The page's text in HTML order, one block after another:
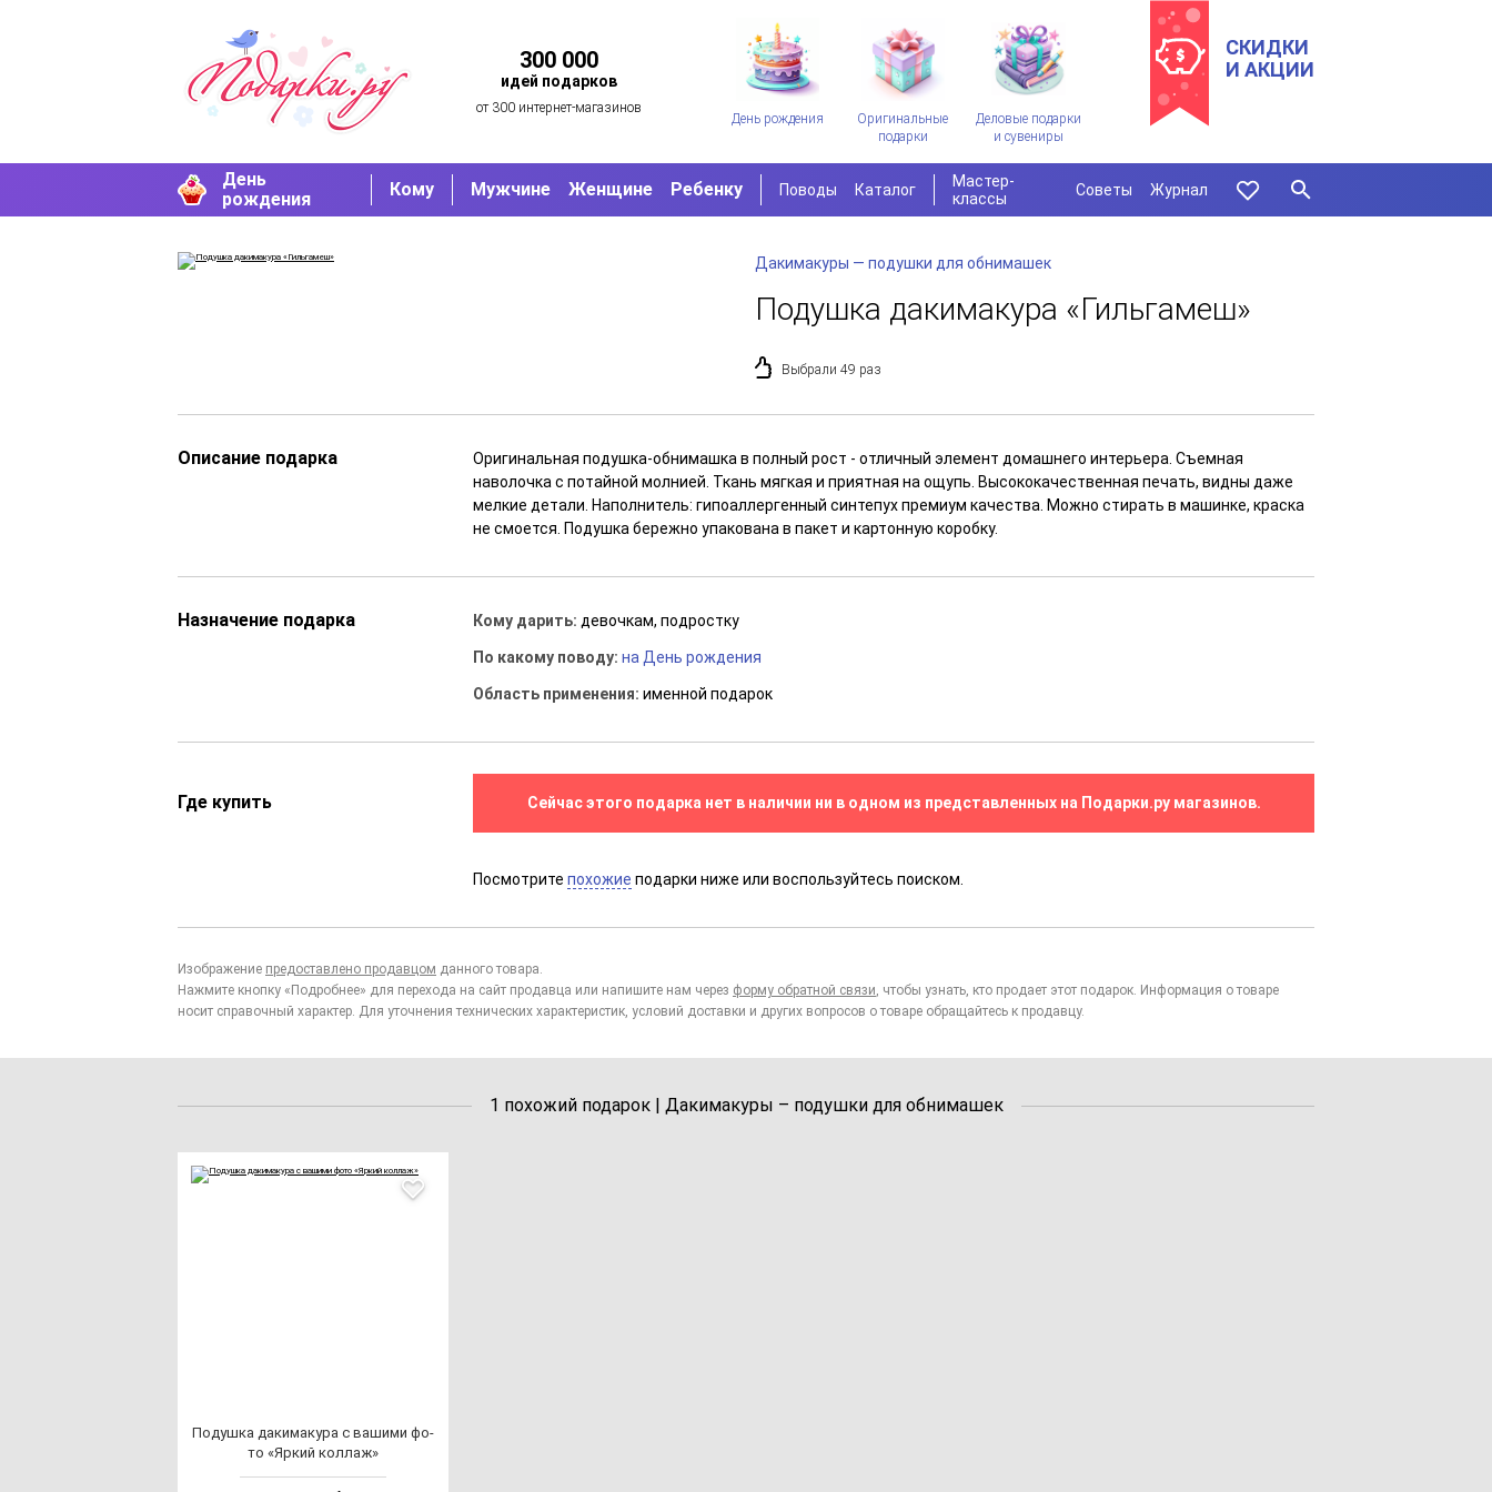
300 000
идей подарков
от 300 интернет-магазинов
День рождения
Оригинальные
подарки
Деловые подарки
и сувениры
СКИДКИ
И АКЦИИ
День
рождения
Кому Мужчине Женщине Ребенку Поводы Каталог
Мастер-
классы
Советы Журнал
Дакимакуры — подушки для обнимашек
Подушка дакимакура «Гильгамеш»
Выбрали 49 раз
Описание подарка
Оригинальная подушка-обнимашка в полный рост - отличный элемент домашнего интерьера. Съемная
наволочка с потайной молнией. Ткань мягкая и приятная на ощупь. Высококачественная печать, видны даже
мелкие детали. Наполнитель: гипоаллергенный синтепух премиум качества. Можно стирать в машинке, краска
не смоется. Подушка бережно упакована в пакет и картонную коробку.
Назначение подарка Кому дарить:девочкам, подростку
По какому поводу:на День рождения
Область применения:именной подарок
Где купить Сейчас этого подарка нет в наличии ни в одном из представленных на Подарки.ру магазинов.
Посмотритепохожие подарки ниже или воспользуйтесь поиском.
Изображение предоставлено продавцом данного товара.
Нажмите кнопку «Подробнее» для перехода на сайт продавца или напишите нам через форму обратной связи, чтобы узнать, кто продает этот подарок. Информация о товаре
носит справочный характер. Для уточнения технических характеристик, условий доставки и других вопросов о товаре обращайтесь к продавцу.
1 похожий подарок | Дакимакуры – подушки для обнимашек
Подуш­ка да­ки­ма­ку­ра с ва­ши­ми фо­
то «Яркий кол­лаж»